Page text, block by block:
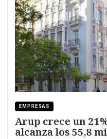
EMPRESAS
Arup crece un
alcanza los 55,8